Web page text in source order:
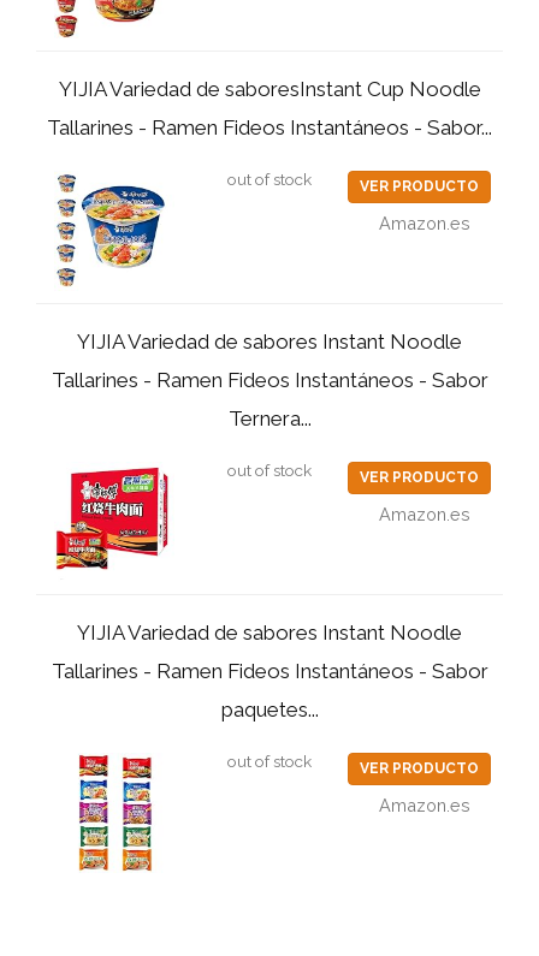
YIJIA Variedad de saboresInstant Cup Noodle
Tallarines - Ramen Fideos Instantáneos - Sabor...
out of stock VER PRODUCTO
Amazon.es
YIJIA Variedad de sabores Instant Noodle
Tallarines - Ramen Fideos Instantáneos - Sabor
Ternera...
out of stock VER PRODUCTO
Amazon.es
YIJIA Variedad de sabores Instant Noodle
Tallarines - Ramen Fideos Instantáneos - Sabor
paquetes...
out of stock VER PRODUCTO
Amazon.es